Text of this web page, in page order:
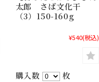
太郎 さば文化干
（3）150-160g
¥540(税込)
購入数 枚